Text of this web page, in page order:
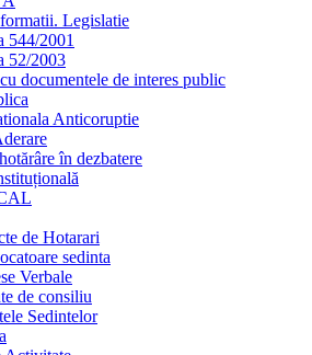
Legislatie
544/2001
52/2003
documentele de interes public
Anticoruptie
în dezbatere
de Hotarari
sedinta
Verbale
de consiliu
Sedintelor